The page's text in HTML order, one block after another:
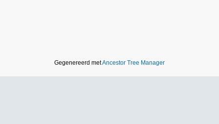
Gegenereerd metAncestor Tree Manager